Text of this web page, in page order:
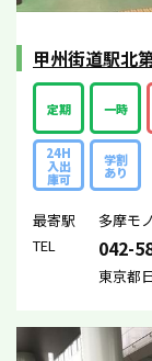
甲州街道駅北
定期 一時
24H
入出
庫可
学割
あり
最寄駅
多摩モ
TEL
042-
東京都